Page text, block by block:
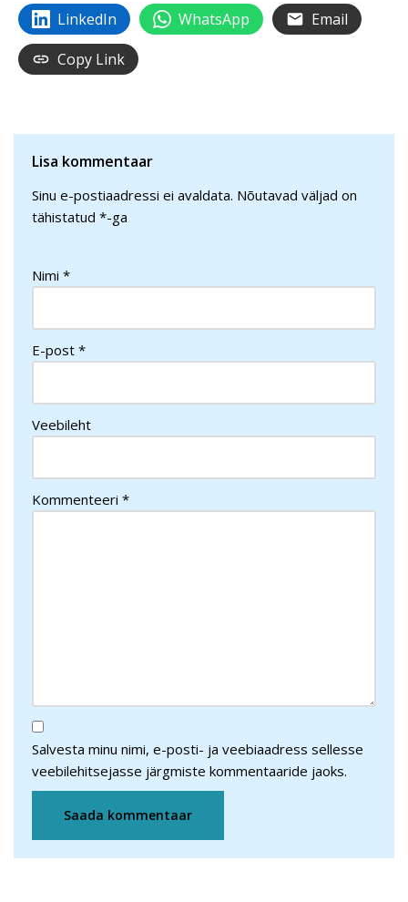
LinkedIn
WhatsApp
Email
Copy Link
Lisa kommentaar
Sinu e-postiaadressi ei avaldata. Nõutavad väljad on
tähistatud *-ga
Nimi *
E-post *
Veebileht
Kommenteeri *
Salvesta minu nimi, e-posti- ja veebiaadress sellesse
veebilehitsejasse järgmiste kommentaaride jaoks.